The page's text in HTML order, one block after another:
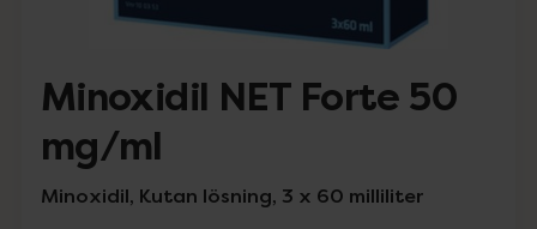
Minoxidil NET Forte 50
mg/ml
Minoxidil, Kutan lösning, 3 x 60 milliliter